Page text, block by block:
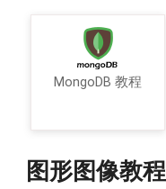
MongoDB 教程
图形图像教程